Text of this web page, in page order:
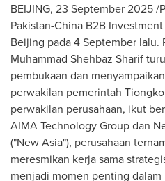
BEIJING, 23 September 2025/
Pakistan-China B2B
Beijing pada 4 September lalu.
Muhammad Shehbaz Sharif
pembukaan dan
perwakilan pemerintah
perwakilan perusahaan, ikut
AIMA Technology Group dan
("New Asia"), perusahaan
meresmikan kerja sama
menjadi momen penting